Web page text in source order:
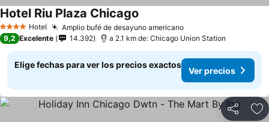
4 EstrellasHotel Amplio bufé de desayuno americano
Hotel Riu Plaza Chicago
9,2 Excelente 14.392 a 2.1 km de: Chicago Union Station
Elige fechas para ver los precios exactos
Ver precios
Compartir